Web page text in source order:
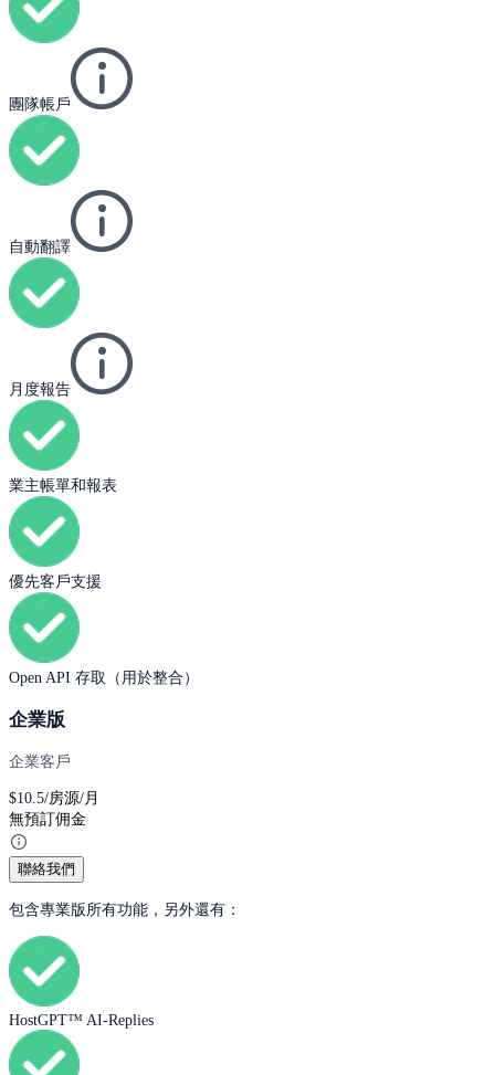
團隊帳戶
自動翻譯
月度報告
業主帳單和報表
優先客戶支援
Open API 存取（用於整合）
企業版
企業客戶
$10.5/房源/月
無預訂佣金
聯絡我們
包含專業版所有功能，另外還有：
HostGPT™ AI-Replies